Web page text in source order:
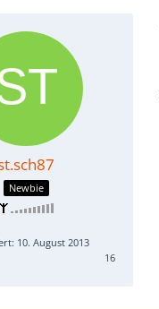
Newbie
10. August 2013
16